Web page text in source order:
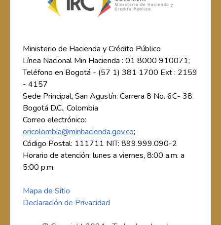
Ministerio de Hacienda y Crédito Público
Línea Nacional Min Hacienda : 01 8000 910071;
Teléfono en Bogotá - (57 1) 381 1700 Ext : 2159
- 4157
Sede Principal, San Agustín: Carrera 8 No. 6C- 38.
Bogotá D.C., Colombia
Correo electrónico:
oricolombia@minhacienda.gov.co;
Código Postal: 111711 NIT: 899.999.090-2
Horario de atención: lunes a viernes, 8:00 a.m. a
5:00 p.m.
Mapa de Sitio
Declaración de Privacidad